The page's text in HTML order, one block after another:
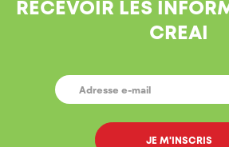
RECEVOIR LES
CREAI
E-
MAIL *